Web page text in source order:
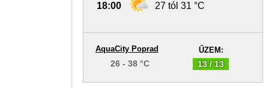
18:00 27 tól 31 °C
ŰZEM:
13 / 13
AquaCity Poprad
26 - 38 °C